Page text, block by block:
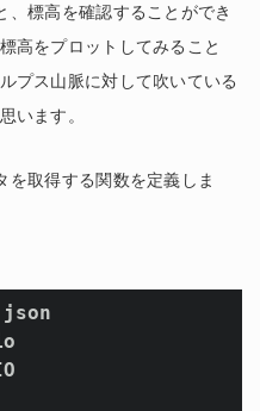
標高を確認することができ
高をプロットしてみること
プス山脈に対して吹いている
います。
を取得する関数を定義しま